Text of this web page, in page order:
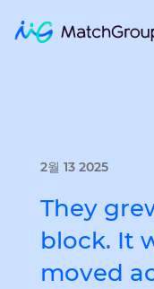
2월 13 2025
They
block. It
moved